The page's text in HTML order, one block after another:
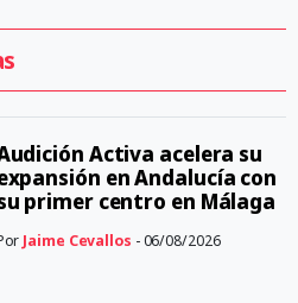
Activa acelera su
en Andalucía con
primer centro en Málaga
Jaime Cevallos - 06/08/2026